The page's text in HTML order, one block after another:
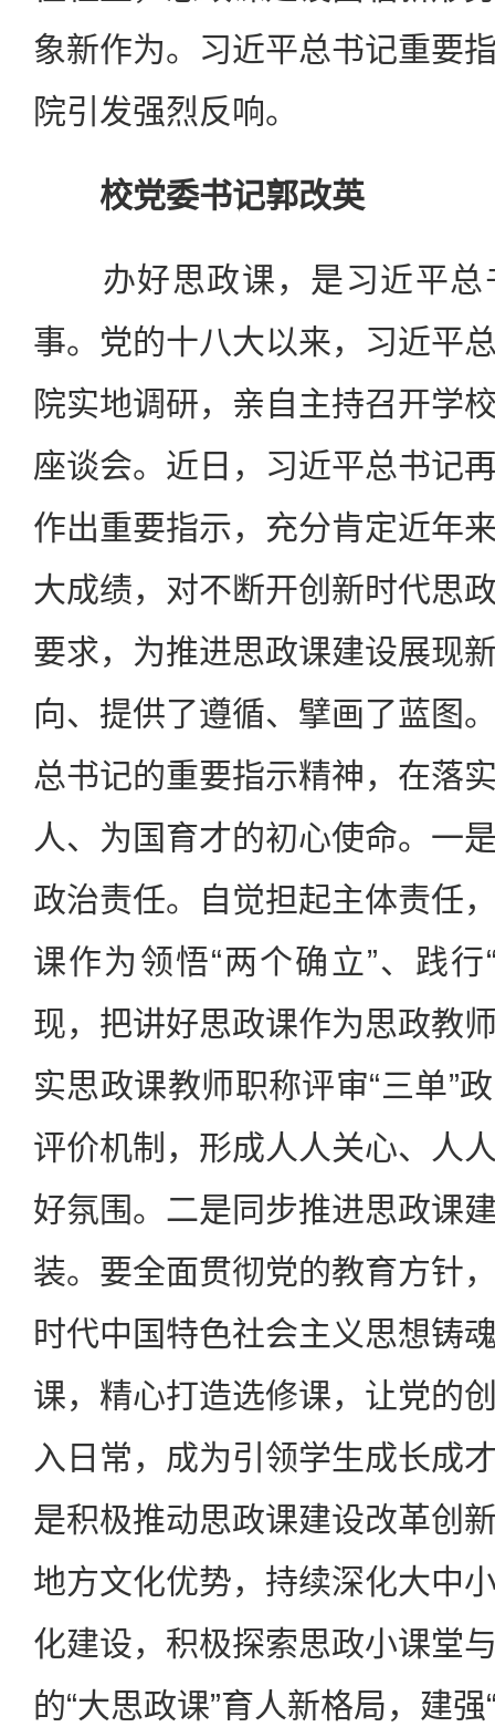
象新作为。习近平总书记重要
院引发强烈反响。
校党委书记郭改英
办好思政课，是习近平总
事。党的十八大以来，习近平
院实地调研，亲自主持召开学
座谈会。近日，习近平总书记
作出重要指示，充分肯定近年
大成绩，对不断开创新时代思
要求，为推进思政课建设展现
向、提供了遵循、擘画了蓝图
总书记的重要指示精神，在落
人、为国育才的初心使命。一
政治责任。自觉担起主体责任
课作为领悟“两个确立”、践
现，把讲好思政课作为思政教
实思政课教师职称评审“三单”
评价机制，形成人人关心、人
好氛围。二是同步推进思政课
装。要全面贯彻党的教育方针
时代中国特色社会主义思想铸
课，精心打造选修课，让党的
入日常，成为引领学生成长成
是积极推动思政课建设改革创
地方文化优势，持续深化大中
化建设，积极探索思政小课堂
的“大思政课”育人新格局，建强